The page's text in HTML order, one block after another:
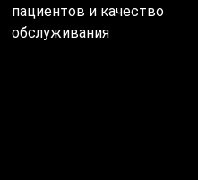
пациентов и качество
обслуживания